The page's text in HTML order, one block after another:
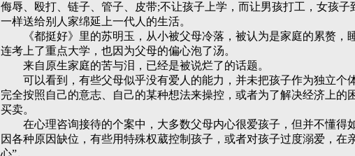
侮辱、殴打、链子、管子、皮带;不让孩子上学，而让男孩打工，女孩子
一样送给别人家绵延上一代人的生活。
《都挺好》里的苏明玉，从小被父母冷落，被认为是家庭的累赘，
连考上了重点大学，也因为父母的偏心泡了汤。
来自原生家庭的苦与泪，已经是被说烂了的话题。
可以看到，有些父母似乎没有爱人的能力，并未把孩子作为独立个
完全按照自己的意志、自己的某种想法来操控，或者为了解决经济上的
买卖。
在心理咨询接待的个案中，大多数父母内心很爱孩子，但并不懂得
因各种原因缺位，有些用特殊权葳控制孩子，或者对孩子过度溺爱，在
心”。